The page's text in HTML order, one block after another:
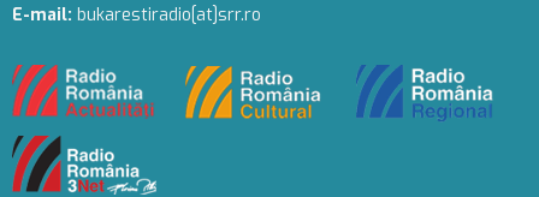
E-mail: bukarestiradio[at]srr.ro